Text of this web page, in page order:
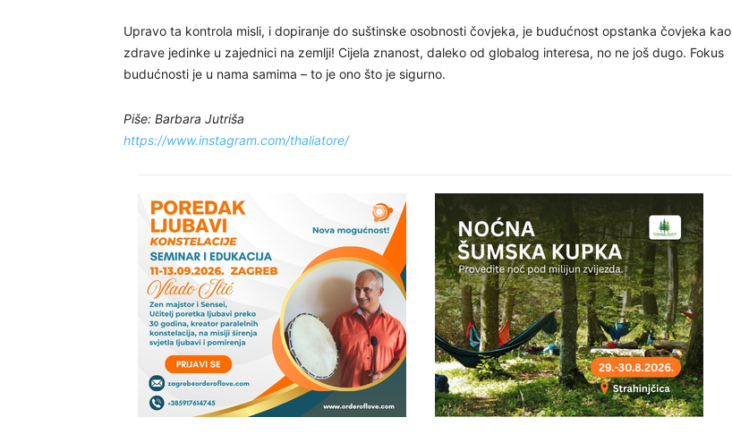
Upravo ta kontrola misli, i dopiranje do suštinske osobnosti čovjeka, je budućnost opstanka čovjeka kao
zdrave jedinke u zajednici na zemlji! Cijela znanost, daleko od globalog interesa, no ne još dugo. Fokus
budućnosti je u nama samima – to je ono što je sigurno.
Piše: Barbara Jutriša
https://www.instagram.com/thaliatore/